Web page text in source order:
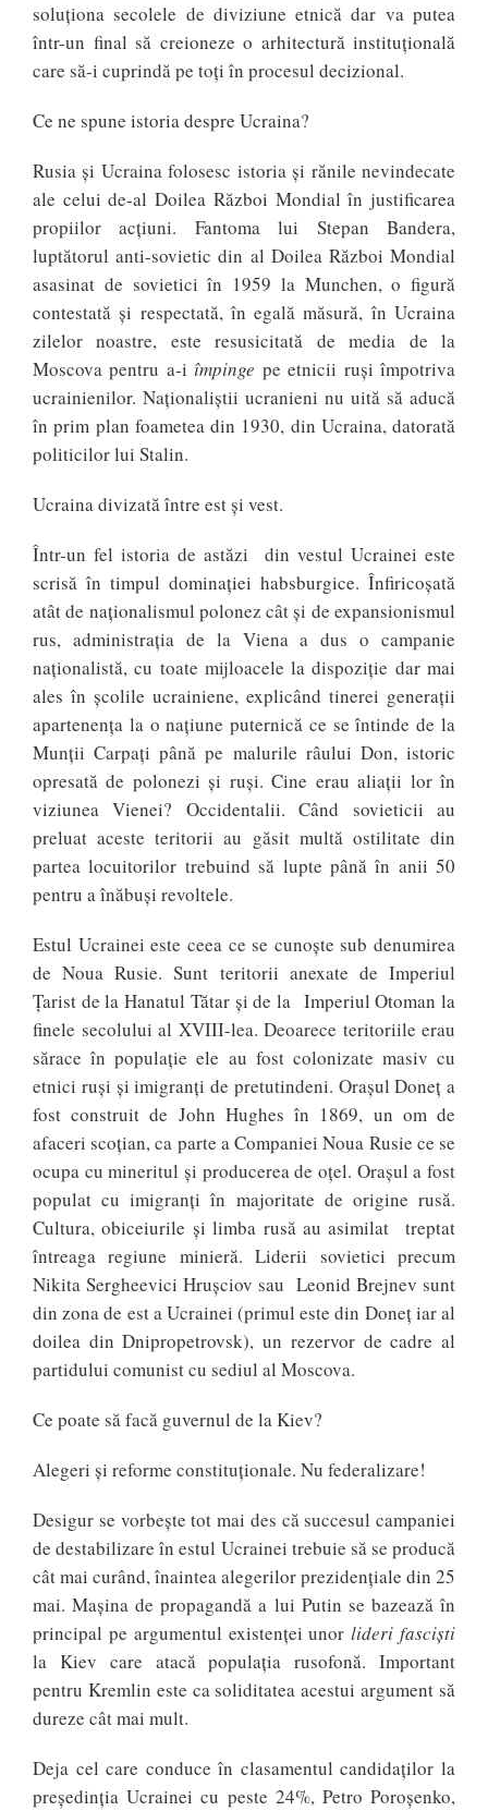
soluționa secolele de diviziune etnică dar va putea
într-un final să creioneze o arhitectură instituțională
care să-i cuprindă pe toți în procesul decizional.
Ce ne spune istoria despre Ucraina?
Rusia și Ucraina folosesc istoria și rănile nevindecate
ale celui de-al Doilea Război Mondial în justificarea
propiilor acțiuni. Fantoma lui Stepan Bandera,
luptătorul anti-sovietic din al Doilea Război Mondial
asasinat de sovietici în 1959 la Munchen, o figură
contestată și respectată, în egală măsură, în Ucraina
zilelor noastre, este resusicitată de media de la
Moscova pentru a-i împinge pe etnicii ruși împotriva
ucrainienilor. Naționaliștii ucranieni nu uită să aducă
în prim plan foametea din 1930, din Ucraina, datorată
politicilor lui Stalin.
Ucraina divizată între est și vest.
Într-un fel istoria de astăzi din vestul Ucrainei este
scrisă în timpul dominației habsburgice. Înfiricoșată
atât de naționalismul polonez cât și de expansionismul
rus, administrația de la Viena a dus o campanie
naționalistă, cu toate mijloacele la dispoziție dar mai
ales în școlile ucrainiene, explicând tinerei generații
apartenența la o națiune puternică ce se întinde de la
Munții Carpați până pe malurile râului Don, istoric
opresată de polonezi și ruși. Cine erau aliații lor în
viziunea Vienei? Occidentalii. Când sovieticii au
preluat aceste teritorii au găsit multă ostilitate din
partea locuitorilor trebuind să lupte până în anii 50
pentru a înăbuși revoltele.
Estul Ucrainei este ceea ce se cunoște sub denumirea
de Noua Rusie. Sunt teritorii anexate de Imperiul
Țarist de la Hanatul Tătar și de la Imperiul Otoman la
finele secolului al XVIII-lea. Deoarece teritoriile erau
sărace în populație ele au fost colonizate masiv cu
etnici ruși și imigranți de pretutindeni. Orașul Doneț a
fost construit de John Hughes în 1869, un om de
afaceri scoțian, ca parte a Companiei Noua Rusie ce se
ocupa cu mineritul și producerea de oțel. Orașul a fost
populat cu imigranți în majoritate de origine rusă.
Cultura, obiceiurile și limba rusă au asimilat treptat
întreaga regiune minieră. Liderii sovietici precum
Nikita Sergheevici Hrușciov sau Leonid Brejnev sunt
din zona de est a Ucrainei (primul este din Doneț iar al
doilea din Dnipropetrovsk), un rezervor de cadre al
partidului comunist cu sediul al Moscova.
Ce poate să facă guvernul de la Kiev?
Alegeri și reforme constituționale. Nu federalizare!
Desigur se vorbeşte tot mai des că succesul campaniei
de destabilizare în estul Ucrainei trebuie să se producă
cât mai curând, înaintea alegerilor prezidenţiale din 25
mai. Maşina de propagandă a lui Putin se bazează în
principal pe argumentul existenței unorlideri fascişti
la Kiev care atacă populația rusofonă. Important
pentru Kremlin este ca soliditatea acestui argument să
dureze cât mai mult.
Deja cel care conduce în clasamentul candidaților la
președinția Ucrainei cu peste 24%, Petro Poroşenko,